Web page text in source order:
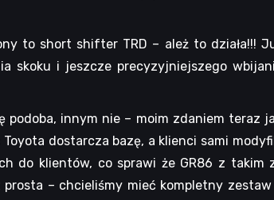
to short shifter TRD – ależ to działa!!!
skoku i jeszcze precyzyjniejszego
podoba, innym nie – moim zdaniem teraz
Toyota dostarcza bazę, a klienci sami
do klientów, co sprawi że GR86 z takim
– chcieliśmy mieć kompletny